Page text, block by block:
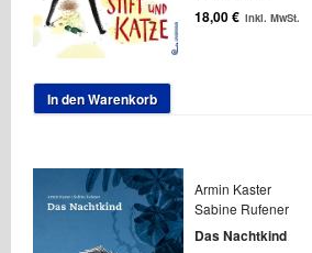
18,00€ inkl. MwSt.
In den Warenkorb
Armin Kaster
Sabine Rufener
Das Nachtkind